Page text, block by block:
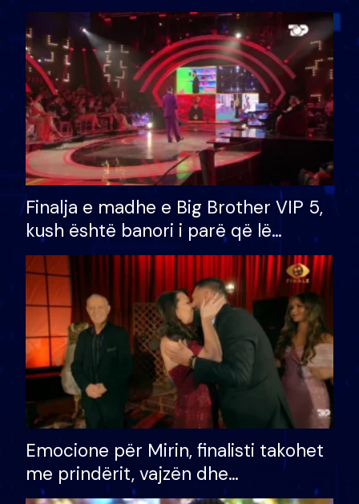
Finalja e madhe e Big Brother VIP 5,
kush është banori i parë që lë
shtëpinë dhe humb mundësinë për
të fituar çmimin e madh
Emocione për Mirin, finalisti takohet
me prindërit, vajzën dhe
bashkëshorten: S’kemi ndonjë letër